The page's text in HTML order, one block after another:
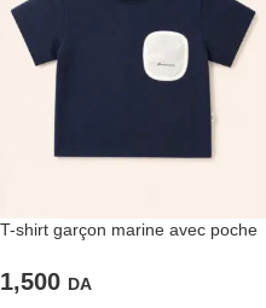
T-shirt garçon marine avec poche
1,500 DA